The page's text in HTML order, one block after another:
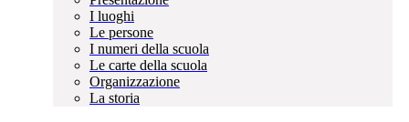
I luoghi
Le persone
I numeri della scuola
Le carte della scuola
Organizzazione
La storia